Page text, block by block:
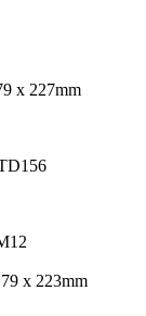
x 227mm
x 223mm